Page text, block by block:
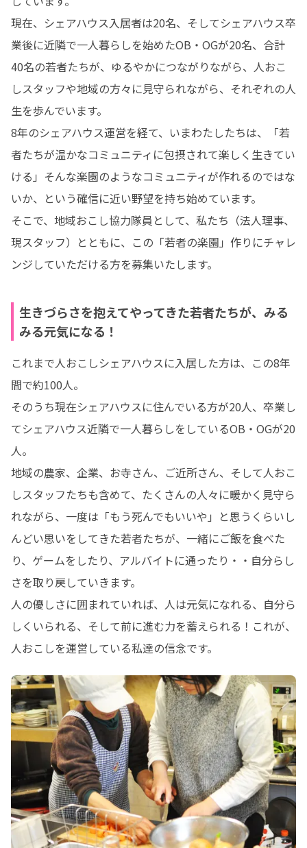
現在、シェアハウス入居者は20名、そしてシェアハウス卒
業後に近隣で一人暮らしを始めたOB・OGが20名、合計
40名の若者たちが、ゆるやかにつながりながら、人おこ
しスタッフや地域の方々に見守られながら、それぞれの人
生を歩んでいます。
8年のシェアハウス運営を経て、いまわたしたちは、「若
者たちが温かなコミュニティに包摂されて楽しく生きてい
ける」そんな楽園のようなコミュニティが作れるのではな
いか、という確信に近い野望を持ち始めています。
そこで、地域おこし協力隊員として、私たち（法人理事、
現スタッフ）とともに、この「若者の楽園」作りにチャレ
ンジしていただける方を募集いたします。
生きづらさを抱えてやってきた若者たちが、みる
みる元気になる！
これまで人おこしシェアハウスに入居した方は、この8年
間で約100人。
そのうち現在シェアハウスに住んでいる方が20人、卒業し
てシェアハウス近隣で一人暮らしをしているOB・OGが20
人。
地域の農家、企業、お寺さん、ご近所さん、そして人おこ
しスタッフたちも含めて、たくさんの人々に暖かく見守ら
れながら、一度は「もう死んでもいいや」と思うくらいし
んどい思いをしてきた若者たちが、一緒にご飯を食べた
り、ゲームをしたり、アルバイトに通ったり・・自分らし
さを取り戻していきます。
人の優しさに囲まれていれば、人は元気になれる、自分ら
しくいられる、そして前に進む力を蓄えられる！これが、
人おこしを運営している私達の信念です。